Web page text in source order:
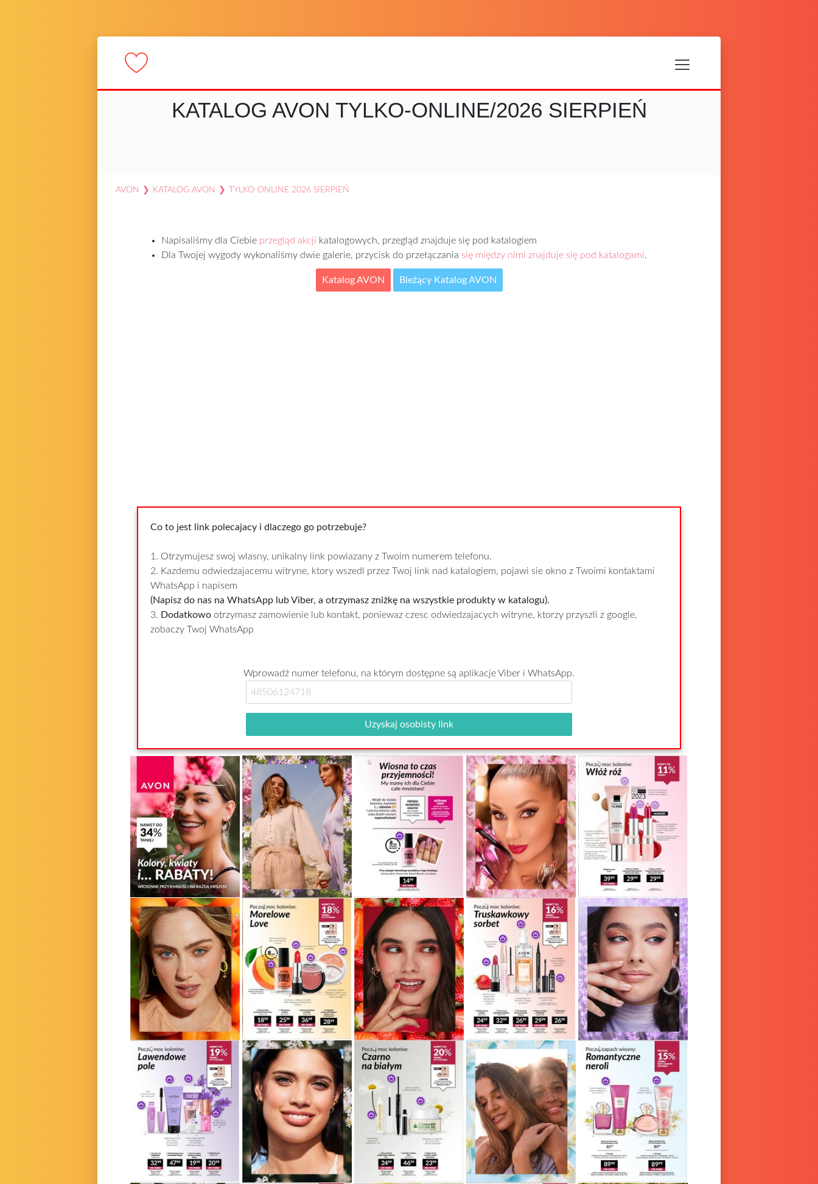
KATALOG AVON TYLKO-ONLINE/2026 SIERPIEŃ
AVON ❯ KATALOG AVON ❯ TYLKO-ONLINE 2026 SIERPIEŃ
Napisaliśmy dla Ciebie przegląd akcji katalogowych, przegląd znajduje się pod katalogiem
Dla Twojej wygody wykonaliśmy dwie galerie, przycisk do przełączania się między nimi znajduje się pod katalogami.
Katalog AVON Bieżący Katalog AVON
Co to jest link polecajacy i dlaczego go potrzebuje?
1. Otrzymujesz swoj wlasny, unikalny link powiazany z Twoim numerem telefonu.
2. Kazdemu odwiedzajacemu witryne, ktory wszedl przez Twoj link nad katalogiem, pojawi sie okno z Twoimi kontaktami
WhatsApp i napisem
(Napisz do nas na WhatsApp lub Viber, a otrzymasz zniżkę na wszystkie produkty w katalogu).
3. Dodatkowo otrzymasz zamowienie lub kontakt, poniewaz czesc odwiedzajacych witryne, ktorzy przyszli z google,
zobaczy Twoj WhatsApp
Wprowadź numer telefonu, na którym dostępne są aplikacje Viber i WhatsApp.